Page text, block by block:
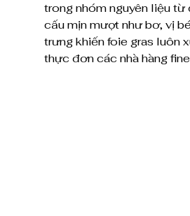
trong nhóm nguyên liệu
cấu mịn mượt như bơ, vị
trưng khiến foie gras luôn
thực đơn các nhà hàng